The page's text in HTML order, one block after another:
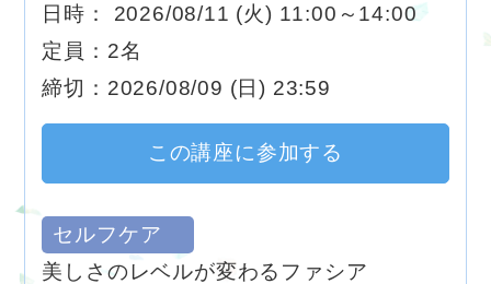
日時： 2026/08/11 (火) 11:00～14:00
定員：2名
締切：2026/08/09 (日) 23:59
この講座に参加する
セルフケア
美しさのレベルが変わるファシア